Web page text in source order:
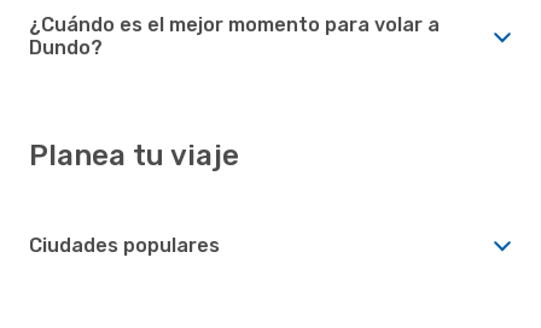
¿Cuándo es el mejor momento para volar a
Dundo?
Planea tu viaje
Ciudades populares